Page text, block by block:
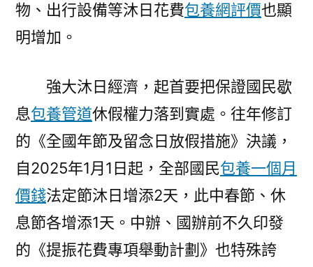
物、出行設備等沐日花費包養網評價也顯
明增加。
強大沐日經濟，起首要把保證國民歇
息包養管道休假權力落到實處。往年修訂
的《全國年節及留念日放假措施》決議，
自2025年1月1日起，全部國民包養一個月
價錢法定節沐日增添2天，此中春節、休
息節各增添1天。中辦、國辦前不久印發
的《提振花費專項舉動計劃》也特殊誇